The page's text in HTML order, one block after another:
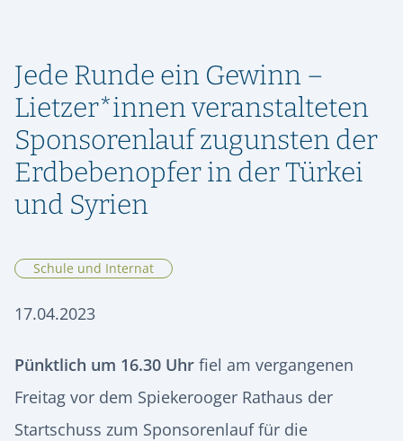
VIER GESPRÄCHE. VIER LEBENSWEGE.
Vier junge Menschen erzählen, was von ihrer Zeit an der Hermann
Lietz-Schule geblieben ist.
FÖRDERVEREIN
HSHS-JOBS
LIETZ IM TV
KOOPERATIONEN
KONTAKT & ANREISE
PRESSE
Jede Runde ein Gewinn –
Lietzer*innen veranstalteten
Sponsorenlauf zugunsten der
Erdbebenopfer in der Türkei
und Syrien
Schule und Internat
17.04.2023
Pünktlich um 16.30 Uhr fiel am vergangenen
Freitag vor dem Spiekerooger Rathaus der
Startschuss zum Sponsorenlauf für die